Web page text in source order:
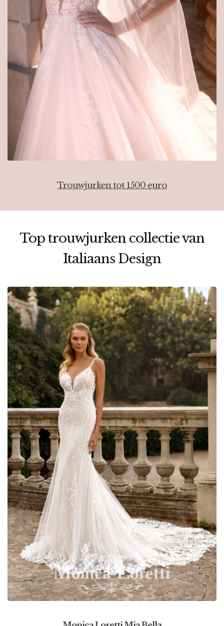
Trouwjurken tot 1500 euro
Top trouwjurken collectie van
Italiaans Design